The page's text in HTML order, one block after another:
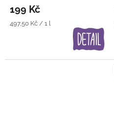
199 Kč
Měrná
497,50 Kč / 1 l